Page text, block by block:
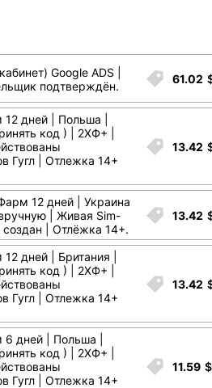
Google ADS |
подтверждён.
61.02
дней | Польша |
код ) | 2ХФ+ |
Гугл | Отлежка 14+
13.42
12 дней | Украина
| Живая Sim-
создан | Отлёжка 14+.
13.42
дней | Британия |
код ) | 2ХФ+ |
Гугл | Отлежка 14+
13.42
дней | Польша |
код ) | 2ХФ+ |
Гугл | Отлежка 14+
11.59 $